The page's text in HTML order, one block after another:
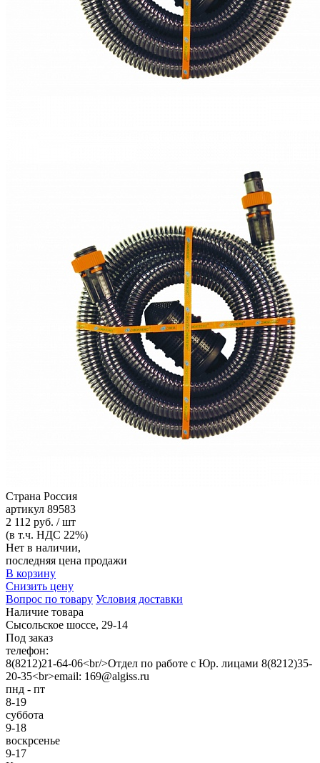
Страна Россия
артикул 89583
2 112 руб. / шт
(в т.ч. НДС 22%)
Нет в наличии,
последняя цена продажи
В корзину
Снизить цену
Вопрос по товару Условия доставки
Наличие товара
Сысольское шоссе, 29-14
Под заказ
телефон:
8(8212)21-64-06<br/>Отдел по работе с Юр. лицами 8(8212)35-
20-35<br>email: 169@algiss.ru
пнд - пт
8-19
суббота
9-18
воскрсенье
9-17